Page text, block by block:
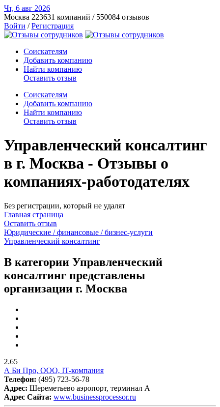
Чт, 6 авг 2026
Москва 223631 компаний / 550084 отзывов
Войти /Регистрация
Соискателям
Добавить компанию
Найти компанию
Оставить отзыв
Соискателям
Добавить компанию
Найти компанию
Оставить отзыв
Управленческий консалтинг
в г. Москва - Отзывы о
компаниях-работодателях
Без регистрации, который не удалят
Главная страница
Оставить отзыв
Юридические / финансовые / бизнес-услуги
Управленческий консалтинг
В категории Управленческий
консалтинг представлены
организации г. Москва
2.65
А Би Про, ООО, IT-компания
Телефон: (495) 723-56-78
Адрес: Шереметьево аэропорт, терминал A
Адрес Сайта: www.businessprocessor.ru